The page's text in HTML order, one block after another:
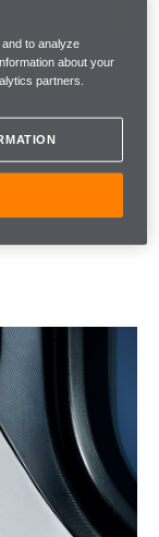
proprio
il
to analyze
about your
partners.